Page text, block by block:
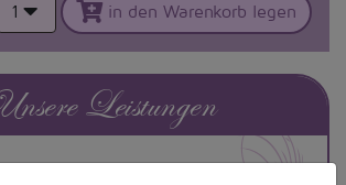
1 in den Warenkorb legen
Leistungen